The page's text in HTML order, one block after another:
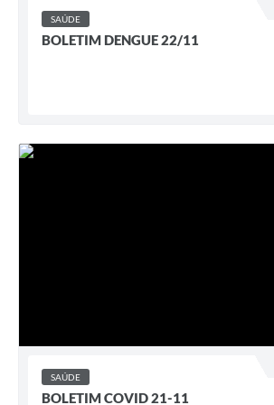
SAÚDE
BOLETIM DENGUE 22/11
SAÚDE
BOLETIM COVID 21-11